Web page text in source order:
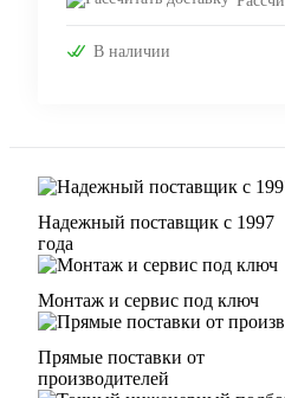
В наличии
Надежный поставщик с 1997
года
Монтаж и сервис под ключ
Прямые поставки от
производителей